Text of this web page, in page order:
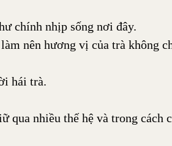
chính nhịp sống nơi đây.
nên hương vị của trà không
hái trà.
qua nhiều thế hệ và trong cách